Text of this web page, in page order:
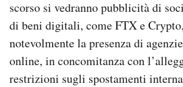
scorso si vedranno pubblicità di
di beni digitali, come FTX e
notevolmente la presenza di
online, in concomitanza con
restrizioni sugli spostamenti